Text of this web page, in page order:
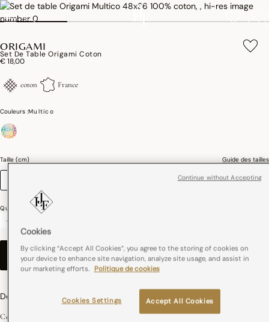
ORIGAMI
Set De Table Origami Coton
€ 18,00
coton France
Couleurs :Multico
Taille (cm) Guide des tailles
Quantité
-
AJOUTER AU PANIER–€ 18,00
Description
Ce multicolore réversible, indéniablement contemporain et graphique, ne frise
Cookies
By clicking “Accept All Cookies”, you agree to the storing of cookies on
your device to enhance site navigation, analyze site usage, and assist in
our marketing efforts. Politique de cookies
Accept All Cookies
Cookies Settings
Continue without Accepting